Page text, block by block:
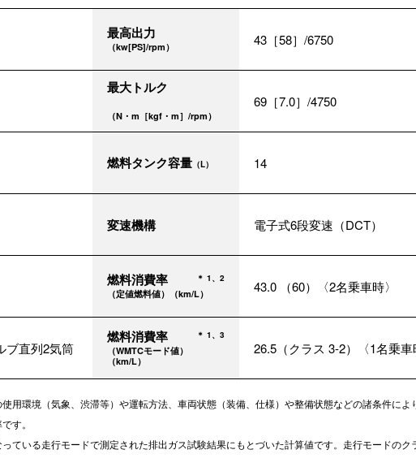
ブ直列2気筒
最高出力
（kw[PS]/rpm） 43［58］/6750
最大トルク
（N・m［kgf・m］/rpm）
69［7.0］/4750
燃料タンク容量 （L） 14
変速機構 電子式6段変速（DCT）
燃料消費率 ＊ 1、2
（定値燃料値）（km/L） 43.0 （60）〈2名乗車時〉
燃料消費率 ＊ 1、3
（WMTCモード値）
（km/L）
26.5（クラス 3-2）〈1名乗車
用環境（気象、渋滞等）や運転方法、車両状態（装備、仕様）や整備状態などの諸条件によ
す。
ている走行モードで測定された排出ガス試験結果にもとづいた計算値です。走行モードのク